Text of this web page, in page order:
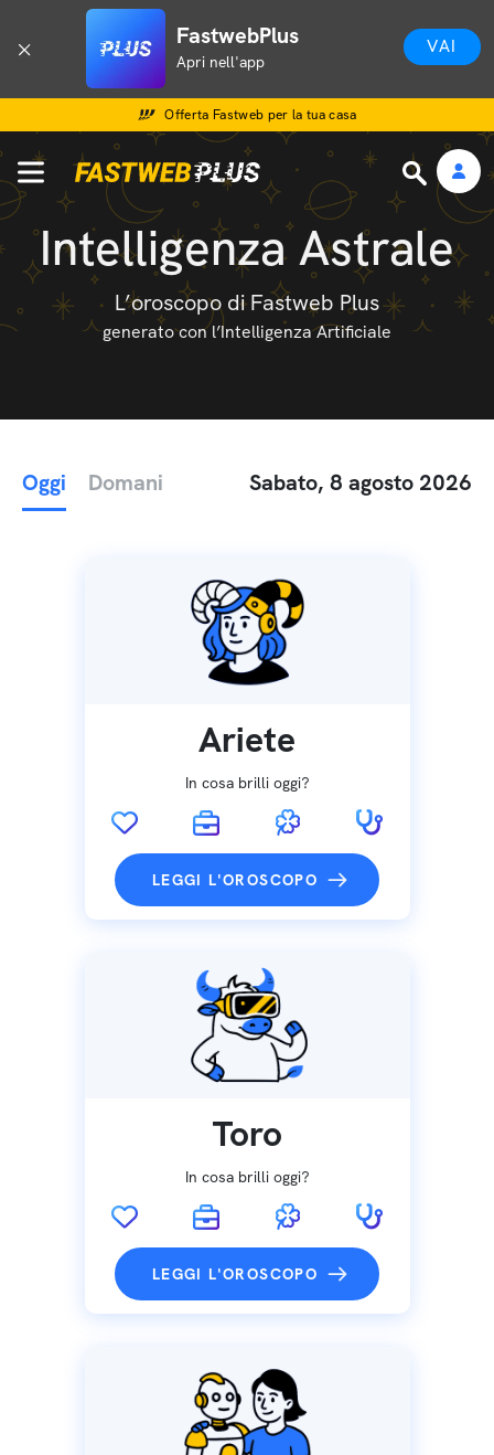
FastwebPlus
Apri nell'app
VAI
Offerta Fastweb per la tua casa
Intelligenza Astrale
L’oroscopo di Fastweb Plus
generato con l’Intelligenza Artificiale
Oggi Domani Sabato, 8 agosto 2026
Ariete
In cosa brilli oggi?
LEGGI L'OROSCOPO
Toro
In cosa brilli oggi?
LEGGI L'OROSCOPO